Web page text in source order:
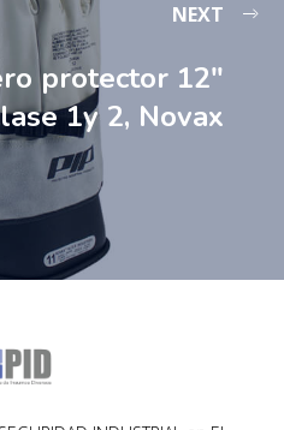
NEXT
protector 12″
1y 2, Novax